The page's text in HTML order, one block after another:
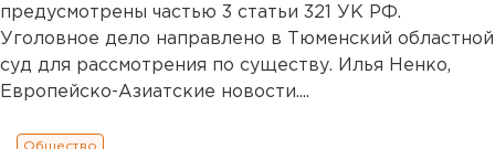
предусмотрены частью 3 статьи 321 УК РФ.
Уголовное дело направлено в Тюменский областной
суд для рассмотрения по существу. Илья Ненко,
Европейско-Азиатские новости....
Общество